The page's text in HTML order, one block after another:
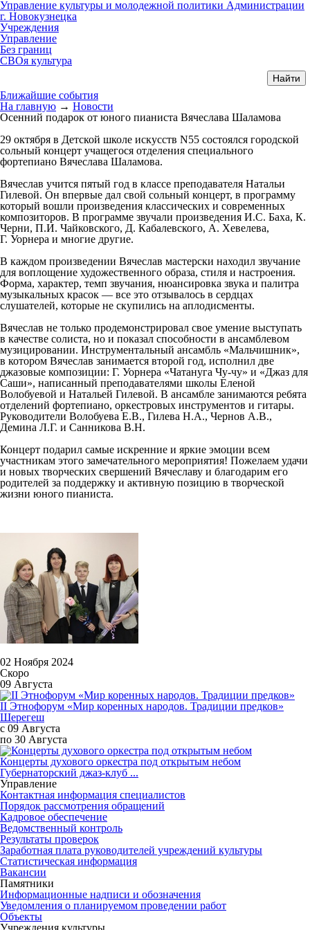
Управление культуры и молодежной политики Администрации
г. Новокузнецка
Учреждения
Управление
Без границ
СВОя культура
Ближайшие события
На главную → Новости
Осенний подарок от юного пианиста Вячеслава Шаламова
29 октября в Детской школе искусств N55 состоялся городской
сольный концерт учащегося отделения специального
фортепиано Вячеслава Шаламова.
Вячеслав учится пятый год в классе преподавателя Натальи
Гилевой. Он впервые дал свой сольный концерт, в программу
который вошли произведения классических и современных
композиторов. В программе звучали произведения И.С. Баха, К.
Черни, П.И. Чайковского, Д. Кабалевского, А. Хевелева,
Г. Уорнера и многие другие.
В каждом произведении Вячеслав мастерски находил звучание
для воплощение художественного образа, стиля и настроения.
Форма, характер, темп звучания, нюансировка звука и палитра
музыкальных красок — все это отзывалось в сердцах
слушателей, которые не скупились на аплодисменты.
Вячеслав не только продемонстрировал свое умение выступать
в качестве солиста, но и показал способности в ансамблевом
музицировании. Инструментальный ансамбль «Мальчишник»,
в котором Вячеслав занимается второй год, исполнил две
джазовые композиции: Г. Уорнера «Чатануга Чу-чу» и «Джаз для
Саши», написанный преподавателями школы Еленой
Волобуевой и Натальей Гилевой. В ансамбле занимаются ребята
отделений фортепиано, оркестровых инструментов и гитары.
Руководители Волобуева Е.В., Гилева Н.А., Чернов А.В.,
Демина Л.Г. и Санникова В.Н.
Концерт подарил самые искренние и яркие эмоции всем
участникам этого замечательного мероприятия! Пожелаем удачи
и новых творческих свершений Вячеславу и благодарим его
родителей за поддержку и активную позицию в творческой
жизни юного пианиста.
02 Ноября 2024
Скоро
09 Августа
II Этнофорум «Мир коренных народов. Традиции предков»
Шерегеш
с 09 Августа
по 30 Августа
Концерты духового оркестра под открытым небом
Губернаторский джаз-клуб ...
Управление
Контактная информация специалистов
Порядок рассмотрения обращений
Кадровое обеспечение
Ведомственный контроль
Результаты проверок
Заработная плата руководителей учреждений культуры
Статистическая информация
Вакансии
Памятники
Информационные надписи и обозначения
Уведомления о планируемом проведении работ
Объекты
Учреждения культуры